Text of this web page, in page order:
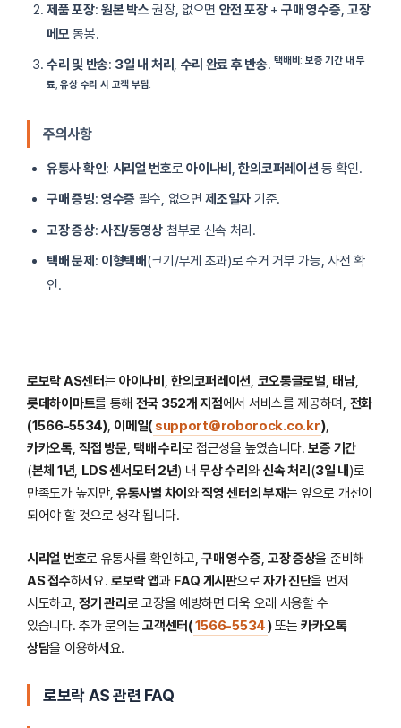
제품 포장: 원본 박스권장, 없으면 안전 포장+구매 영수증, 고장
메모 동봉.
수리 및 반송: 3일 내 처리 , 수리 완료 후 반송.택배비: 보증 기간 내 무
료,유상 수리 시 고객 부담.
주의사항
유통사 확인: 시리얼 번호로아이나비 ,한의코퍼레이션 등 확인.
구매 증빙: 영수증 필수, 없으면제조일자 기준.
고장 증상: 사진/동영상 첨부로 신속 처리.
택배 문제 : 이형택배(크기/무게 초과)로 수거 거부 가능, 사전 확
인.
로보락 AS센터는아이나비 ,한의코퍼레이션, 코오롱글로벌, 태남,
롯데하이마트를 통해 전국 352개 지점에서 서비스를 제공하며, 전화
(1566-5534), 이메일( support@roborock.co.kr),
카카오톡,직접 방문, 택배 수리 로 접근성을 높였습니다.보증 기간
(본체 1년, LDS 센서모터 2년) 내무상 수리 와 신속 처리 (3일 내)로
만족도가 높지만, 유통사별 차이 와직영 센터의 부재는 앞으로 개선이
되어야 할 것으로 생각 됩니다.
시리얼 번호로 유통사를 확인하고,구매 영수증, 고장 증상을 준비해
AS 접수하세요. 로보락 앱과 FAQ 게시판으로 자가 진단을 먼저
시도하고,정기 관리 로 고장을 예방하면 더욱 오래 사용할 수
있습니다. 추가 문의는고객센터(1566-5534)또는카카오톡
상담을 이용하세요.
로보락 AS 관련 FAQ